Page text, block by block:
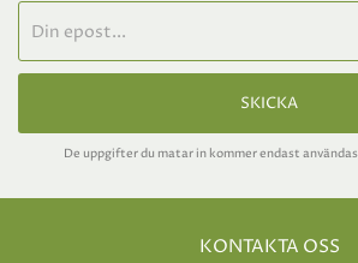
SKICKA
De uppgifter du matar in kommer endast
KONTAKTA OSS